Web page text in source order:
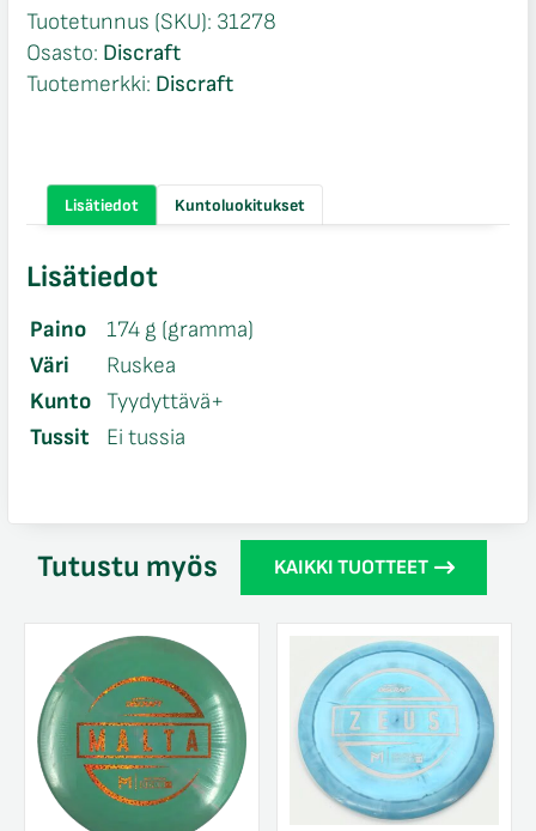
Luna
määrä
Tuotetunnus (SKU): 31278
Osasto: Discraft
Tuotemerkki: Discraft
Lisätiedot Kuntoluokitukset
Lisätiedot
Paino
174 g (gramma)
Väri
Ruskea
Kunto
Tyydyttävä+
Tussit
Ei tussia
Tutustu myös KAIKKI TUOTTEET